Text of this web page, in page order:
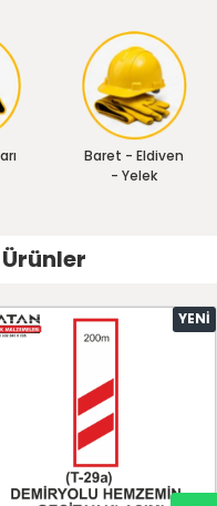
Baret - Eldiven
- Yelek
YENI